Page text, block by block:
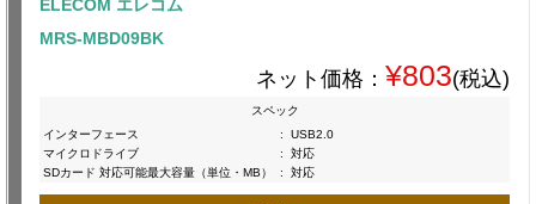
ELECOM エレコム
MRS-MBD09BK
ネット価格： ¥803(税込)
スペック
インターフェース
:
USB2.0
マイクロドライブ
:
対応
SDカード 対応可能最大容量（単位・MB）
: 対応